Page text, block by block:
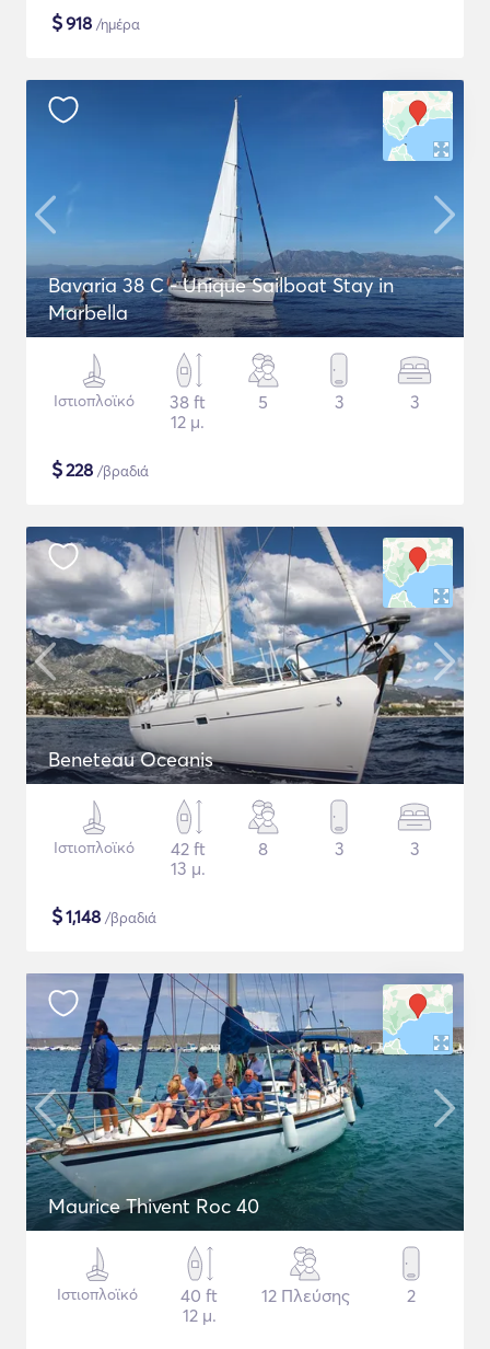
$918 /ημέρα
Bavaria 38 C - Unique Sailboat Stay in
Marbella
Ιστιοπλοϊκό
38 ft
12 μ.
5 3 3
$228 /βραδιά
Beneteau Oceanis
Ιστιοπλοϊκό
42 ft
13 μ.
8 3 3
$1,148 /βραδιά
Maurice Thivent Roc 40
Ιστιοπλοϊκό
40 ft
12 μ.
12 Πλεύσης 2